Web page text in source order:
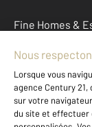
Fine Homes &
À propos
International
Nous contacter